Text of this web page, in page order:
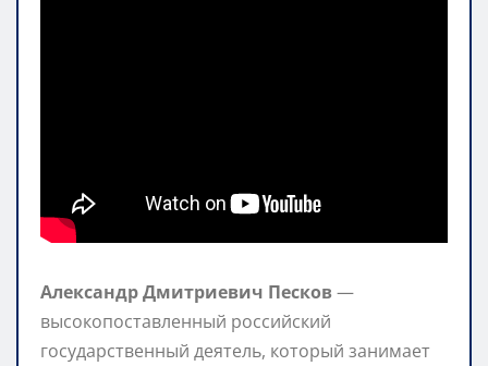
Александр Дмитриевич Песков—
высокопоставленный российский
государственный деятель, который занимает